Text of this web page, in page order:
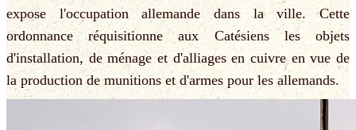
expose l'occupation allemande dans la ville. Cette
ordonnance réquisitionne aux Catésiens les objets
d'installation, de ménage et d'alliages en cuivre en vue de
la production de munitions et d'armes pour les allemands.